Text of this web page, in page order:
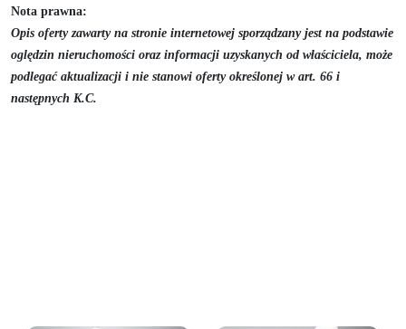
Nota prawna:
Opis oferty zawarty na stronie internetowej sporządzany jest na podstawie
oględzin nieruchomości oraz informacji uzyskanych od właściciela, może
podlegać aktualizacji i nie stanowi oferty określonej w art. 66 i
następnych K.C.